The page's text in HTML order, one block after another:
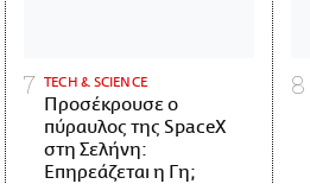
ΤECH & SCIENCE
Προσέκρουσε ο
πύραυλος της SpaceX
στη Σελήνη:
Επηρεάζεται η Γη;